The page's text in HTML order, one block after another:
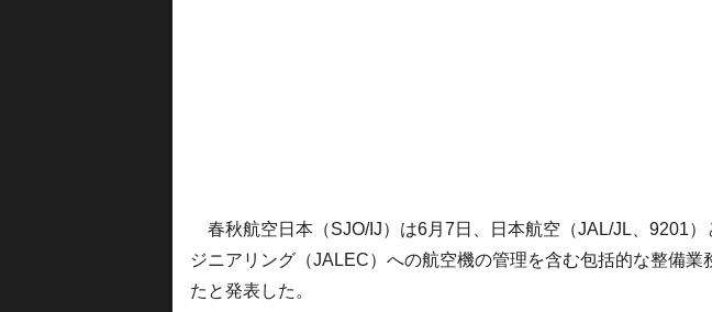
春秋航空日本（SJO/IJ）は6月7日、日本航空（JAL/JL、9201）
ジニアリング（JALEC）への航空機の管理を含む包括的な整備業
たと発表した。